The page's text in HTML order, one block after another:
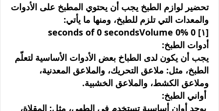
تحضير لوازم الطبخ يجب أن يحتوي المطبخ على الأدوات
والمعدات التي تلزم للطبخ، ومنها ما يأتي:
[١] 0 seconds of 0 secondsVolume 0%
أدوات الطبخ:
يجب أن يكون لدى الطباخ بعض الأدوات الأساسية لتعلّم
الطبخ، مثل: ملاعق التحريك، والملاعق المعدنية،
وملاعق الكشط، والملاعق الخشبية.
أواني الطبخ:
يوجد أوانٍ أساسية تستخدم في الطهي، مثل: المقلاة،